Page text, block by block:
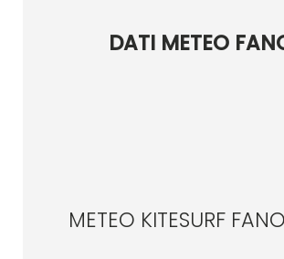
DATI METEO
METEO KITESURF FANO